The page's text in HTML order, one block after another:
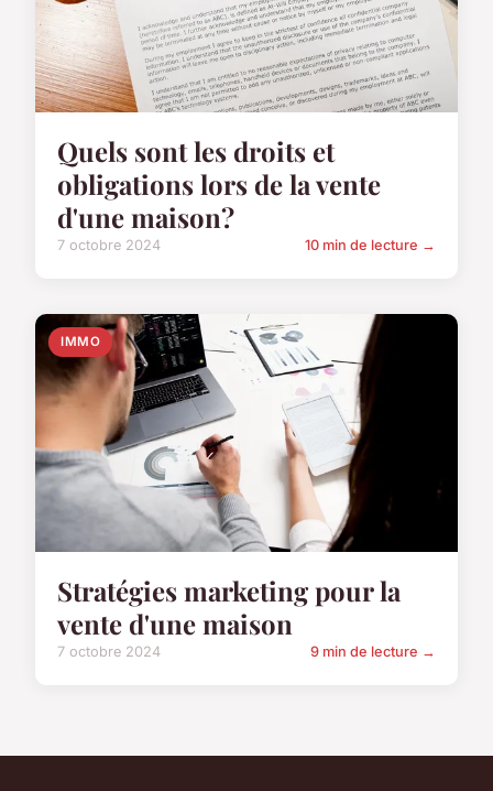
Quels sont les droits et
obligations lors de la vente
d'une maison?
7 octobre 2024 10 min de lecture →
IMMO
Stratégies marketing pour la
vente d'une maison
7 octobre 2024 9 min de lecture →